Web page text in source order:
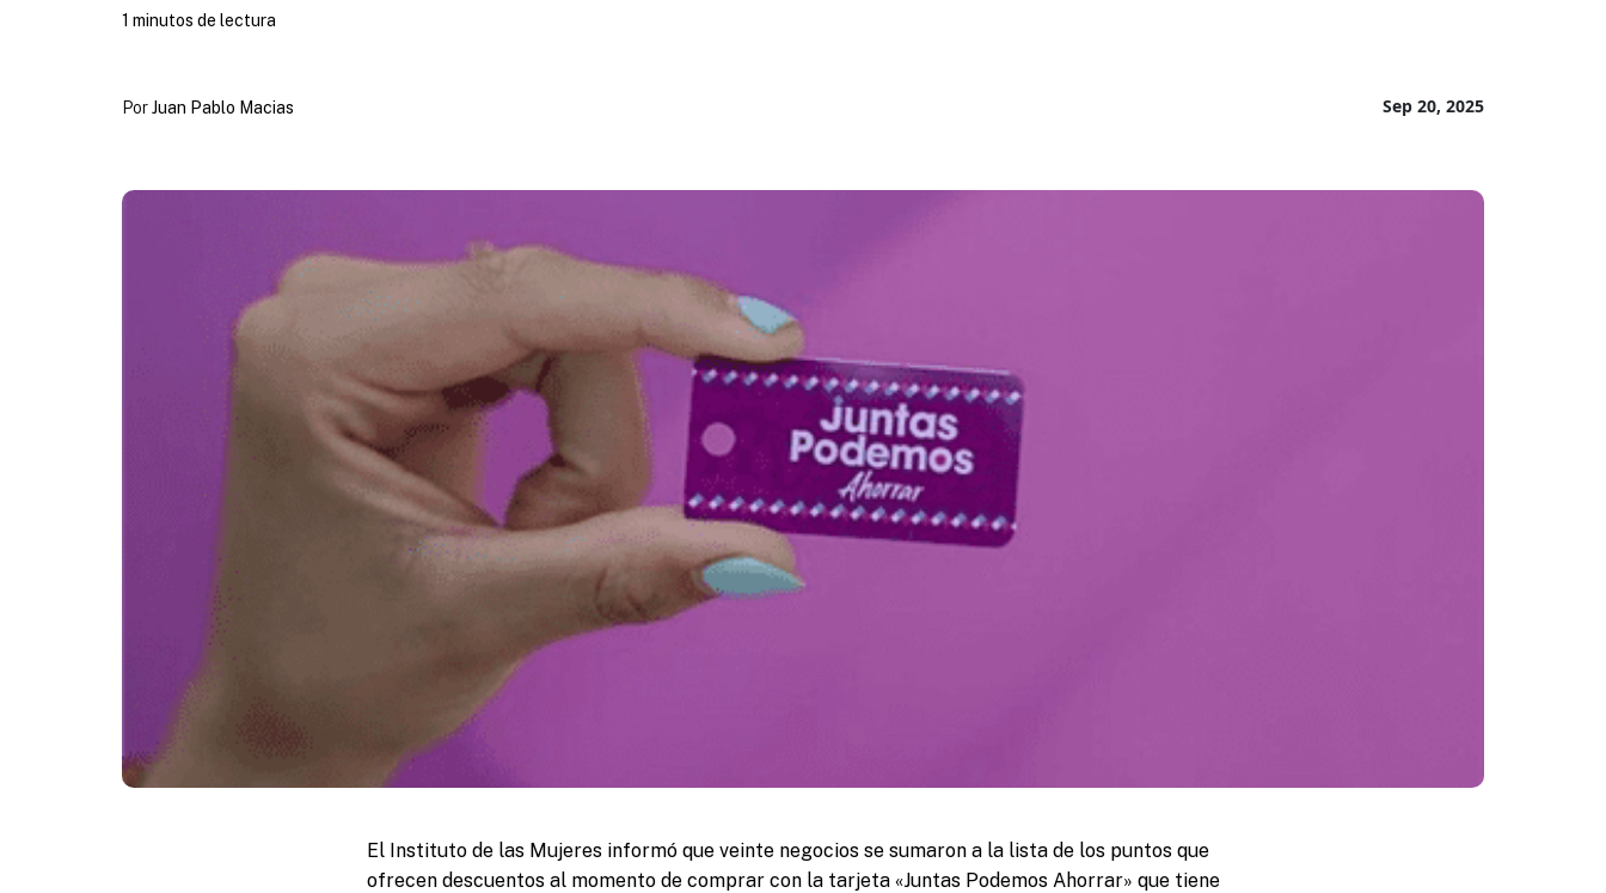
Sep 20, 2025
PorJuan Pablo Macias
1 minutos de lectura
El Instituto de las Mujeres informó que veinte negocios se sumaron a la lista de los puntos que
ofrecen descuentos al momento de comprar con la tarjeta «Juntas Podemos Ahorrar» que tiene